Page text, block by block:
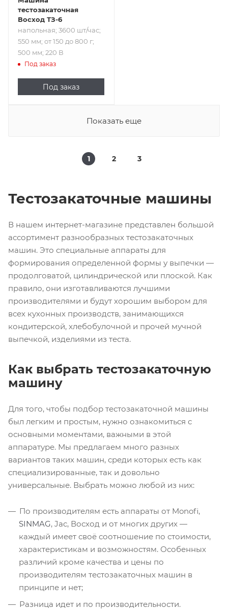
тестозакаточная
Восход ТЗ-6
напольная; 3600 шт/час;
550 мм; от 150 до 800 г;
500 мм; 220 В
Под заказ
Под заказ
Показать еще
1 2 3
Тестозакаточные машины
В нашем интернет-магазине представлен большой
ассортимент разнообразных тестозакаточных
машин. Это специальные аппараты для
формирования определенной формы у выпечки —
продолговатой, цилиндрической или плоской. Как
правило, они изготавливаются лучшими
производителями и будут хорошим выбором для
всех кухонных производств, занимающихся
кондитерской, хлебобулочной и прочей мучной
выпечкой, изделиями из теста.
Как выбрать тестозакаточную
машину
Для того, чтобы подбор тестозакаточной машины
был легким и простым, нужно ознакомиться с
основными моментами, важными в этой
аппаратуре. Мы предлагаем много разных
вариантов таких машин, среди которых есть как
специализированные, так и довольно
универсальные. Выбрать можно любой из них:
По производителям есть аппараты от Monofi,
SINMAG, Jac, Восход и от многих других —
каждый имеет своё соотношение по стоимости,
характеристикам и возможностям. Особенных
различий кроме качества и цены по
производителям тестозакаточных машин в
принципе и нет;
Разница идет и по производительности.